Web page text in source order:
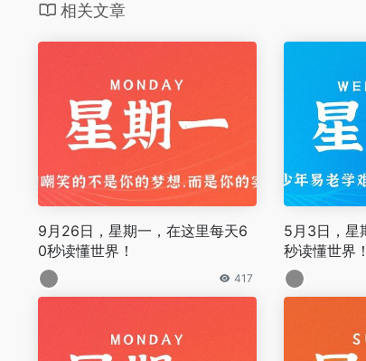
相关文章
9月26日，星期一，在这里每天6
0秒读懂世界！
417
5月3日，星
秒读懂世界！